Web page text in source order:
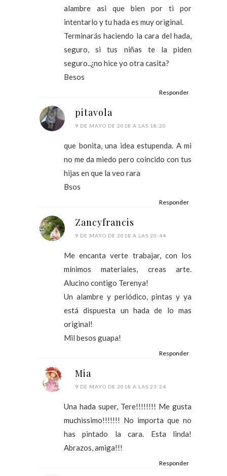
alambre asi que bien por ti por
intentarlo y tu hada es muy original.
Terminarás haciendo la cara del hada,
seguro, si tus niñas te la piden
seguro..¿no hice yo otra casita?
Besos
Responder
pitavola
9 DE MAYO DE 2018 A LAS 18:20
que bonita, una idea estupenda. A mi
no me da miedo pero coincido con tus
hijas en que la veo rara
Bsos
Responder
Zancyfrancis
9 DE MAYO DE 2018 A LAS 20:44
Me encanta verte trabajar, con los
mínimos materiales, creas arte.
Alucino contigo Terenya!
Un alambre y periódico, pintas y ya
está dispuesta un hada de lo mas
original!
Mil besos guapa!
Responder
Mia
9 DE MAYO DE 2018 A LAS 23:24
Una hada super, Tere!!!!!!!! Me gusta
muchissimo!!!!!!! No importa que no
has pintado la cara. Esta linda!
Abrazos, amiga!!!
Responder